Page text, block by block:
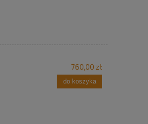
760,00 zł
do koszyka